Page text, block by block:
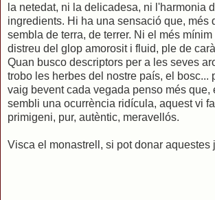
la netedat, ni la delicadesa, ni l'harmonia
ingredients. Hi ha una sensació que, més
sembla de terra, de terrer. Ni el més
distreu del glop amorosit i fluid, ple de
Quan busco descriptors per a les seves
trobo les herbes del nostre país, el bosc...
vaig bevent cada vegada penso més que,
sembli una ocurrència ridícula, aquest vi fa
primigeni, pur, autèntic, meravellós.
Visca el monastrell, si pot donar aquestes